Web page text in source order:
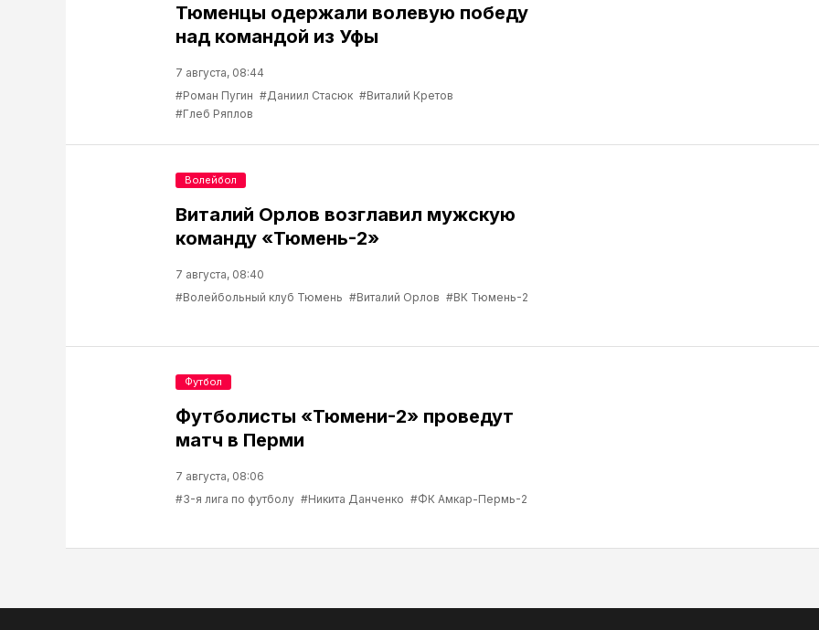
Тюменцы одержали волевую победу
над командой из Уфы
7 августа, 08:44
#Роман Пугин #Даниил Стасюк #Виталий Кретов
#Глеб Ряплов
Виталий Орлов возглавил мужскую
команду «Тюмень-2»
7 августа, 08:40
#Волейбольный клуб Тюмень #Виталий Орлов #ВК Тюмень-2
Волейбол
Футболисты «Тюмени-2» проведут
матч в Перми
7 августа, 08:06
#3-я лига по футболу #Никита Данченко #ФК Амкар-Пермь-2
Футбол